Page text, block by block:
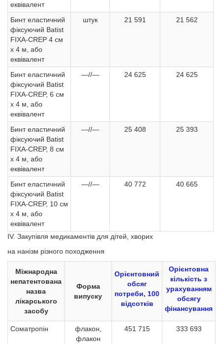
еквівалент
Бинт еластичний
фіксуючий Batist
FIXA-CREP 4 см
х 4 м, або
еквівалент
штук 21 591 21 562
Бинт еластичний
фіксуючий Batist
FIXA-CREP, 6 см
х 4 м, або
еквівалент
—//— 24 625 24 625
Бинт еластичний
фіксуючий Batist
FIXA-CREP, 8 см
х 4 м, або
еквівалент
—//— 25 408 25 393
Бинт еластичний
фіксуючий Batist
FIXA-CREP, 10 см
х 4 м, або
еквівалент
—//— 40 772 40 665
IV. Закупівля медикаментів для дітей, хворих
на нанізм різного походження
Міжнародна
непатентована
назва
лікарського
засобу
Форма
випуску
Орієнтовний
обсяг
потреби, 100
відсотків
Орієнтовна
кількість з
урахуванням
обсягу
фінансування
Соматропін
флакон,
флакон
451 715 333 693